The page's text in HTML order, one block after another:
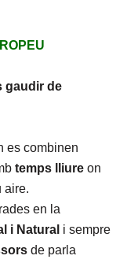
gaudir de
es combinen
temps lliure on
aire.
en la
i Natural i sempre
de parla